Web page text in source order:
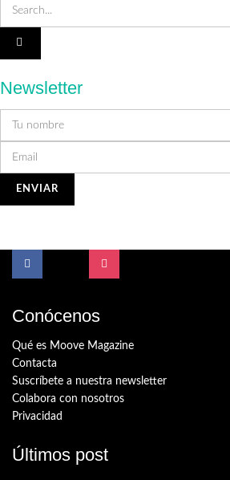
Newsletter
Conócenos
Qué es Moove Magazine
Contacta
Suscríbete a nuestra newsletter
Colabora con nosotros
Privacidad
Últimos post